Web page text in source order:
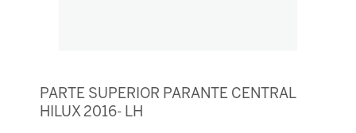
PARTE SUPERIOR PARANTE CENTRAL
HILUX 2016- LH